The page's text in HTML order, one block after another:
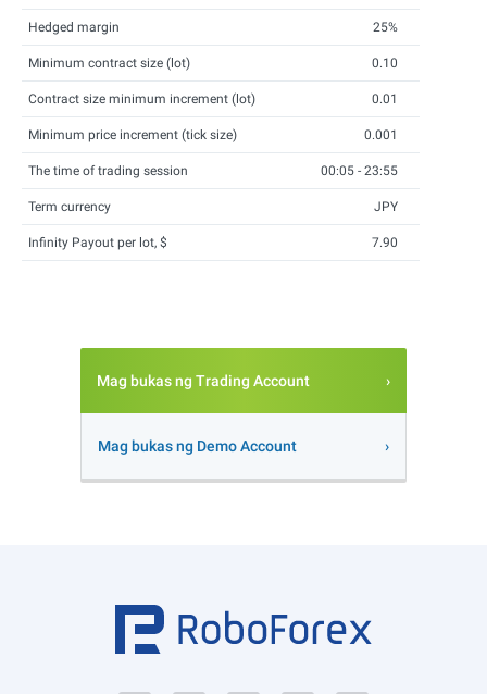
Hedged margin 25%
Minimum contract size (lot) 0.10
Contract size minimum increment (lot) 0.01
Minimum price increment (tick size) 0.001
The time of trading session 00:05 - 23:55
Term currency JPY
Infinity Payout per lot, $ 7.90
Mag bukas ng Trading Account
Mag bukas ng Demo Account